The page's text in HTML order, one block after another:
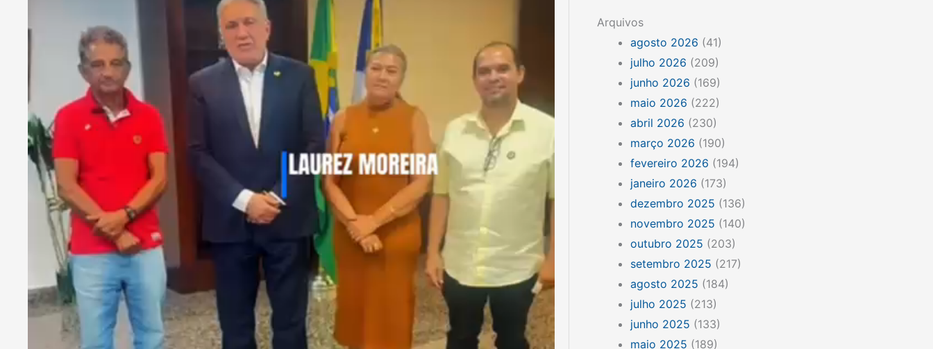
Arquivos
agosto 2026 (41)
julho 2026 (209)
junho 2026 (169)
maio 2026 (222)
abril 2026 (230)
março 2026 (190)
fevereiro 2026 (194)
janeiro 2026 (173)
dezembro 2025 (136)
novembro 2025 (140)
outubro 2025 (203)
setembro 2025 (217)
agosto 2025 (184)
julho 2025 (213)
junho 2025 (133)
maio 2025 (189)